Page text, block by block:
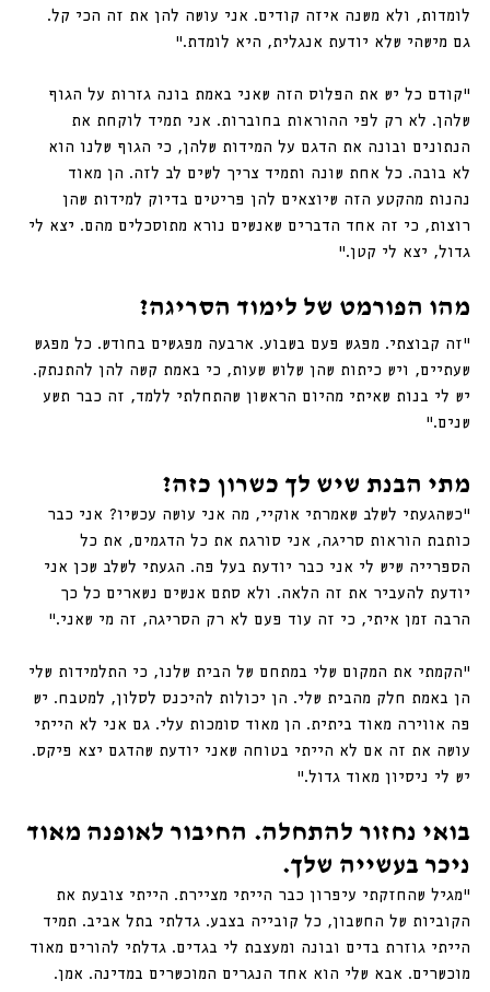
לומדות, ולא משנה איזה קודים. אני עושה להן את זה הכי קל.
גם מישהי שלא יודעת אנגלית, היא לומדת."
"קודם כל יש את הפלוס הזה שאני באמת בונה גזרות על הגוף
שלהן. לא רק לפי ההוראות בחוברות. אני תמיד לוקחת את
הנתונים ובונה את הדגם על המידות שלהן, כי הגוף שלנו הוא
לא בובה. כל אחת שונה ותמיד צריך לשים לב לזה. הן מאוד
נהנות מהקטע הזה שיוצאים להן פריטים בדיוק למידות שהן
רוצות, כי זה אחד הדברים שאנשים נורא מתוסכלים מהם. יצא לי
גדול, יצא לי קטן."
מהו הפורמט של לימוד הסריגה?
"זה קבוצתי. מפגש פעם בשבוע. ארבעה מפגשים בחודש. כל מפגש
שעתיים, ויש כיתות שהן שלוש שעות, כי באמת קשה להן להתנתק.
יש לי בנות שאיתי מהיום הראשון שהתחלתי ללמד, זה כבר תשע
שנים."
מתי הבנת שיש לך כשרון כזה?
"כשהגעתי לשלב שאמרתי אוקיי, מה אני עושה עכשיו? אני כבר
כותבת הוראות סריגה, אני סורגת את כל הדגמים, את כל
הספרייה שיש לי אני כבר יודעת בעל פה. הגעתי לשלב שכן אני
יודעת להעביר את זה הלאה. ולא סתם אנשים נשארים כל כך
הרבה זמן איתי, כי זה עוד פעם לא רק הסריגה, זה מי שאני."
"הקמתי את המקום שלי במתחם של הבית שלנו, כי התלמידות שלי
הן באמת חלק מהבית שלי. הן יכולות להיכנס לסלון, למטבח. יש
פה אווירה מאוד ביתית. הן מאוד סומכות עלי. גם אני לא הייתי
עושה את זה אם לא הייתי בטוחה שאני יודעת שהדגם יצא פיקס.
יש לי ניסיון מאוד גדול.״
בואי נחזור להתחלה. החיבור לאופנה מאוד
ניכר בעשייה שלך.
"מגיל שהחזקתי עיפרון כבר הייתי מציירת. הייתי צובעת את
הקוביות של החשבון, כל קובייה בצבע. גדלתי בתל אביב. תמיד
הייתי גוזרת בדים ובונה ומעצבת לי בגדים. גדלתי להורים מאוד
מוכשרים. אבא שלי הוא אחד הנגרים המוכשרים במדינה. אמן.